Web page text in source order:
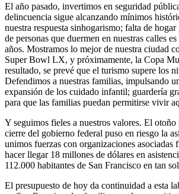
El año pasado, invertimos en seguridad
delincuencia sigue alcanzando mínimos
nuestra respuesta sinhogarismo; falta de
de personas que duermen en nuestras calles
años. Mostramos lo mejor de nuestra ciudad
Super Bowl LX, y próximamente, la Copa
resultado, se prevé que el turismo supere los
Defendimos a nuestras familias, impulsando
expansión de los cuidado infantil; guardería
para que las familias puedan permitirse vivir
Y seguimos fieles a nuestros valores. El otoño
cierre del gobierno federal puso en riesgo la
unimos fuerzas con organizaciones asociadas
hacer llegar 18 millones de dólares en
112.000 habitantes de San Francisco en tan
El presupuesto de hoy da continuidad a esta